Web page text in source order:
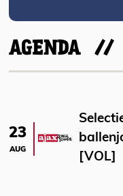
AGENDA
23
AUG
[VOL]